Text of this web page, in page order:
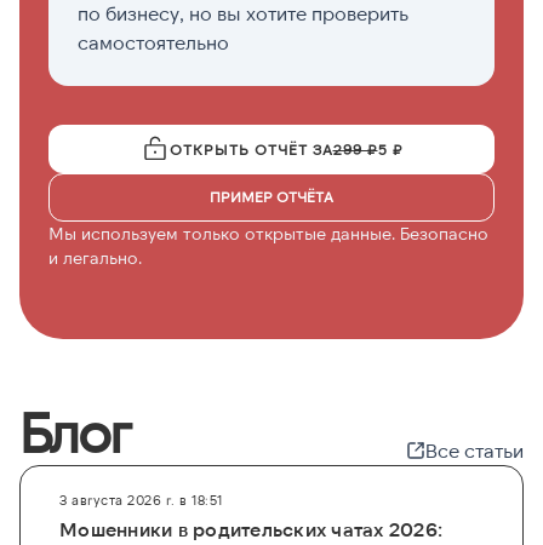
по бизнесу, но вы хотите проверить
самостоятельно
ОТКРЫТЬ ОТЧЁТ ЗА299 ₽5 ₽
ПРИМЕР ОТЧЁТА
Мы используем только открытые данные. Безопасно
и легально.
Блог Все статьи
3 августа 2026 г. в 18:51
Мошенники в родительских чатах 2026: